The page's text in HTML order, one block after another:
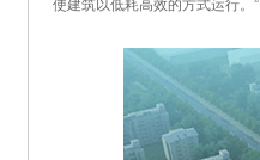
使建筑以低耗高效的方式运行。”